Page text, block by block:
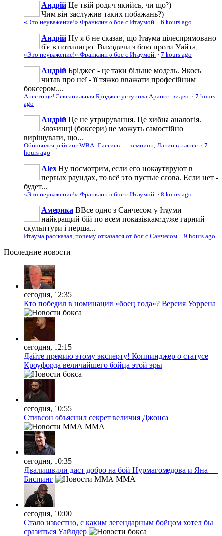
Андрій Це твій родич якийсь, чи що?)
Чим він заслужив таких побажань?)
«Это неуважение!» Франклин о бое с Итаумой · 6 hours ago
Андрій Ну я б не сказав, що Ітаума цілеспрямовано
б'є в потилицю. Виходячи з бою проти Уайта,...
«Это неуважение!» Франклин о бое с Итаумой · 7 hours ago
Андрій Бріджес - це таки більше модель. Якось
читав про неї - її тяжко вважати професійним
боксером....
Апсетище! Сексапильная Бриджес уступила Араисе: видео · 7 hours
ago
Андрій Це не утрирування. Це хибна аналогія.
Злочинці (боксери) не можуть самостійно
вирішувати, що...
Обновился рейтинг WBA: Гассиев — чемпион, Лапин в плюсе · 7
hours ago
Аlеx Ну посмотрим, если его нокаутируют в
первых раундах, то всё это пустые слова. Если нет -
будет...
«Это неуважение!» Франклин о бое с Итаумой · 8 hours ago
Америка ВВсе одно з Санчесом у Ітауми
найкращий бій по всем показівкам:дуже гарний
скульптури і перша...
Итаума рассказал, почему отказался от боя с Санчесом · 9 hours ago
Последние новости
сегодня, 12:35
Кто победил в номинации «боец года»? Версия Уоррена
сегодня, 12:15
Дайте премию этому эксперту! Коппинджер о статусе
Кроуфорда величайшего бойца этой эры
сегодня, 10:55
Стивсон объяснил секрет величия Джонса
MMA
сегодня, 10:35
Двалишвили даст добро на бой Нурмагомедова и Яна —
Биспинг
MMA
сегодня, 10:00
Стало известно, с каким легендарным бойцом хотел бы
сразиться Уайлдер